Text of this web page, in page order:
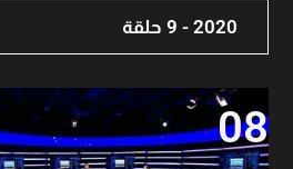
2020 - 9 حلقة
2020 - 9 حلقة
08